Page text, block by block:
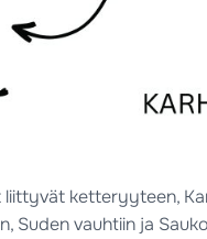
liittyvät ketteryyteen,
Suden vauhtiin ja